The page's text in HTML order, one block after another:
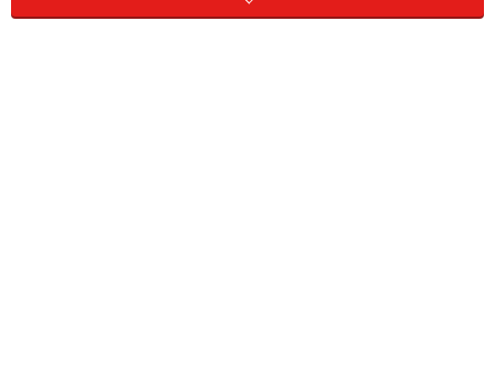
3位は、最近第一子をさずかった河村隆一さん。